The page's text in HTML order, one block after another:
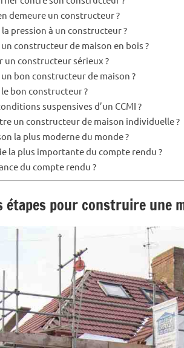
demeure un constructeur ?
pression à un constructeur ?
constructeur de maison en bois ?
un constructeur sérieux ?
bon constructeur de maison ?
bon constructeur ?
suspensives d’un CCMI ?
un constructeur de maison individuelle ?
la plus moderne du monde ?
la plus importante du compte rendu ?
du compte rendu ?
étapes pour construire une